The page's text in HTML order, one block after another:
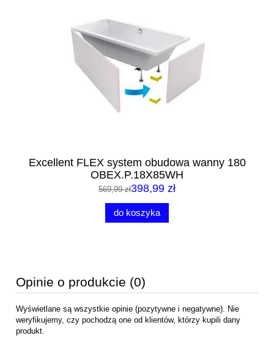
Excellent FLEX system obudowa wanny 180
OBEX.P.18X85WH
569,99 zł398,99 zł
do koszyka
Opinie o produkcie (0)
Wyświetlane są wszystkie opinie (pozytywne i negatywne). Nie
weryfikujemy, czy pochodzą one od klientów, którzy kupili dany
produkt.